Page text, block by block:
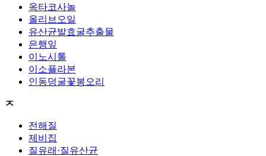
옥타코사놀
올리브오일
유산균발효굴추출물
은행잎
이노시톨
이소플라본
인동덩굴꽃봉오리
ㅈ
전해질
제비집
질유래·질유산균